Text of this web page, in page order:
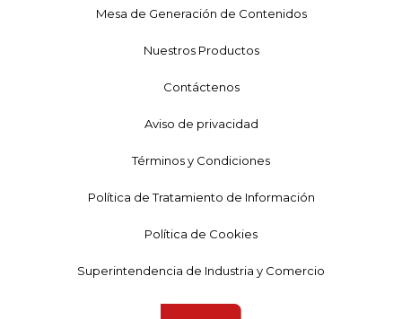
Mesa de Generación de Contenidos
Nuestros Productos
Contáctenos
Aviso de privacidad
Términos y Condiciones
Política de Tratamiento de Información
Política de Cookies
Superintendencia de Industria y Comercio